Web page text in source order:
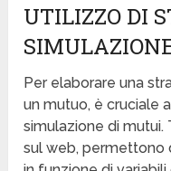
UTILIZZO DI
Per elaborare una
un mutuo, è cruciale
simulazione di mutui.
sul web, permettono